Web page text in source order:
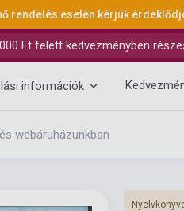
rendelés esetén kérjük
Ft felett kedvezményben
információk